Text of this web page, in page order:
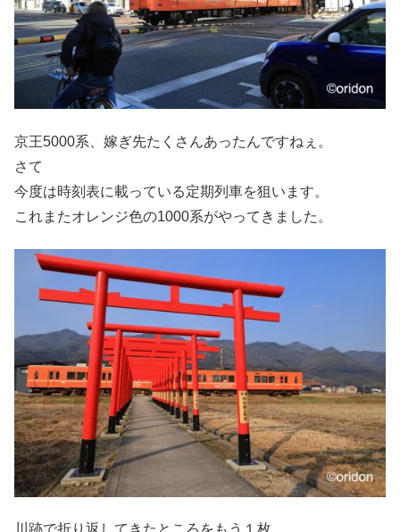
京王5000系、嫁ぎ先たくさんあったんですねぇ。
さて
今度は時刻表に載っている定期列車を狙います。
これまたオレンジ色の1000系がやってきました。